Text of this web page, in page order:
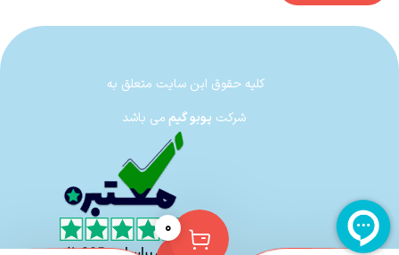
قصه تاثیراتی دارند، اما در پایان فقط یک تصمیم نهایی در لحظات آخر، پایان بازی را
است و از همه مهم‌تر رابطه‌ی شما با کلوئی را دچار نوسانات زیادی خواهد کرد. شاید
سازندگان می‌توانستند تغییرات مهم‌تری را در مورد انتخاب‌ها اعمال کنند؛ اما ترجیح
داده‌اند در نسخه ریمستر شده تنها گرافیک بازی را تغییر بدهند و به ترکیب برنده‌ی
کلیه حقوق این سایت متعلق به
شرکت پوبو گیممی باشد
۰